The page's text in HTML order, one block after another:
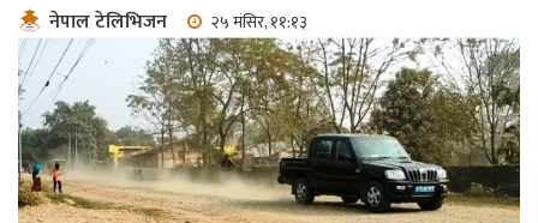
नेपाल टेलिभिजन २५ मंसिर, ११:१३